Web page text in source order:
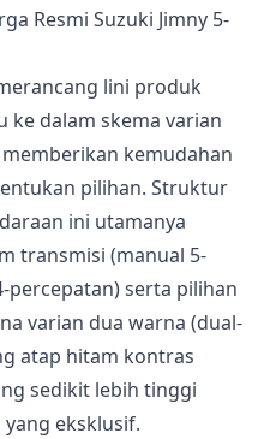
Resmi Suzuki Jimny 5-
lini produk
ke dalam skema varian
kemudahan
pilihan. Struktur
ini utamanya
transmisi (manual 5-
serta pilihan
varian dua warna (dual-
atap hitam kontras
sedikit lebih tinggi
eksklusif.